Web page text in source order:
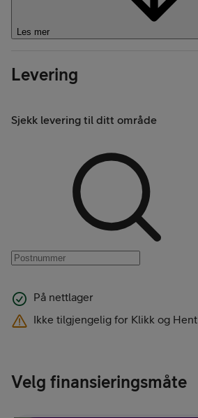
Les mer
Levering
Sjekk levering til ditt område
På nettlager
Ikke tilgjengelig for Klikk og Hent
Velg finansieringsmåte